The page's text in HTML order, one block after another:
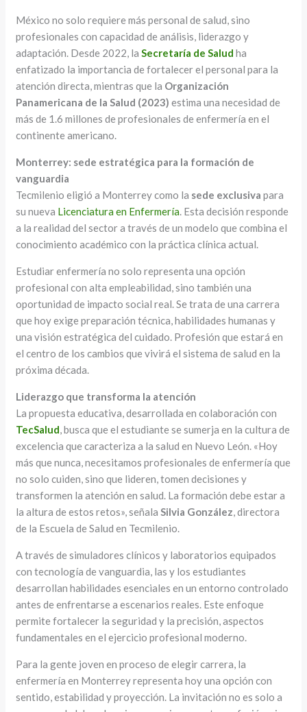
México no solo requiere más personal de salud, sino
profesionales con capacidad de análisis, liderazgo y
adaptación. Desde 2022, laSecretaría de Salud ha
enfatizado la importancia de fortalecer el personal para la
atención directa, mientras que la Organización
Panamericana de la Salud (2023) estima una necesidad de
más de 1.6 millones de profesionales de enfermería en el
continente americano.
Monterrey: sede estratégica para la formación de
vanguardia
Tecmilenio eligió a Monterrey como la sede exclusiva para
su nueva Licenciatura en Enfermería. Esta decisión responde
a la realidad del sector a través de un modelo que combina el
conocimiento académico con la práctica clínica actual.
Estudiar enfermería no solo representa una opción
profesional con alta empleabilidad, sino también una
oportunidad de impacto social real. Se trata de una carrera
que hoy exige preparación técnica, habilidades humanas y
una visión estratégica del cuidado. Profesión que estará en
el centro de los cambios que vivirá el sistema de salud en la
próxima década.
Liderazgo que transforma la atención
La propuesta educativa, desarrollada en colaboración con
TecSalud, busca que el estudiante se sumerja en la cultura de
excelencia que caracteriza a la salud en Nuevo León. «Hoy
más que nunca, necesitamos profesionales de enfermería que
no solo cuiden, sino que lideren, tomen decisiones y
transformen la atención en salud. La formación debe estar a
la altura de estos retos», señalaSilvia González, directora
de la Escuela de Salud en Tecmilenio.
A través de simuladores clínicos y laboratorios equipados
con tecnología de vanguardia, las y los estudiantes
desarrollan habilidades esenciales en un entorno controlado
antes de enfrentarse a escenarios reales. Este enfoque
permite fortalecer la seguridad y la precisión, aspectos
fundamentales en el ejercicio profesional moderno.
Para la gente joven en proceso de elegir carrera, la
enfermería en Monterrey representa hoy una opción con
sentido, estabilidad y proyección. La invitación no es solo a